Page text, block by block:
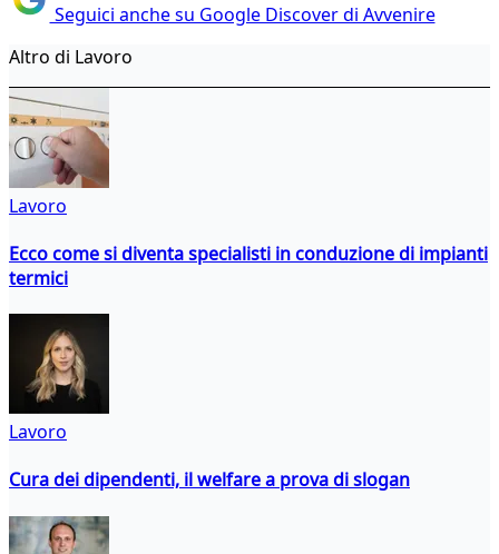
Seguici anche su Google Discover di Avvenire
Altro di Lavoro
Lavoro
Ecco come si diventa specialisti in conduzione di impianti
termici
Lavoro
Cura dei dipendenti, il welfare a prova di slogan